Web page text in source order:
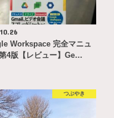
Workspace 完全マニュ
4版【レビュー】Ge…
つぶやき